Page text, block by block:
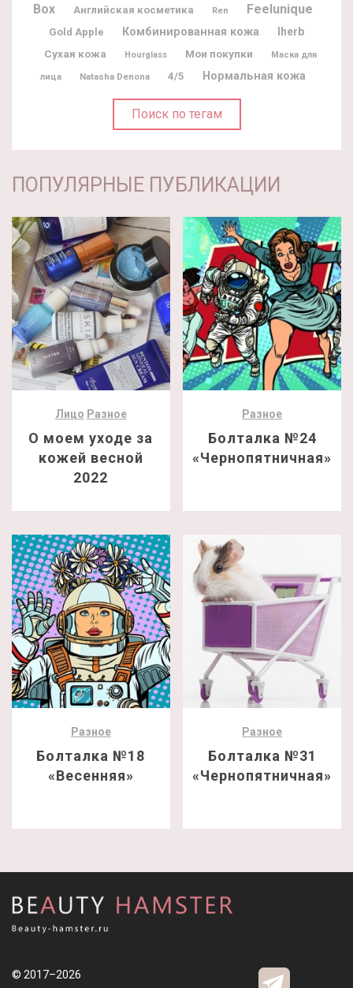
Box
Английская косметика Ren Feelunique
Gold Apple Комбинированная кожа Iherb
Сухая кожа Hourglass Мои покупки Маска для
лица Natasha Denona 4/5 Нормальная кожа
Поиск по тегам
ПОПУЛЯРНЫЕ ПУБЛИКАЦИИ
Лицо Разное
О моем уходе за
кожей весной
2022
Разное
Болталка №24
«Чернопятничная»
Разное
Болталка №18
«Весенняя»
Разное
Болталка №31
«Чернопятничная»
© 2017–2026